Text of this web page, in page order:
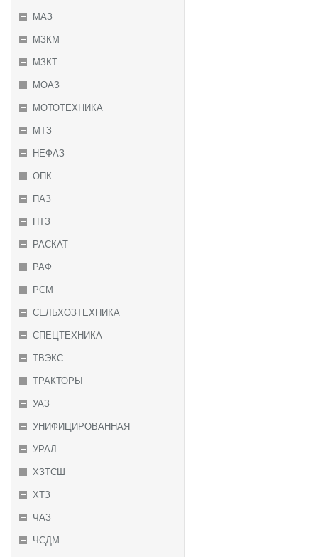
МАЗ
МЗКМ
МЗКТ
МОАЗ
МОТОТЕХНИКА
МТЗ
НЕФАЗ
ОПК
ПАЗ
ПТЗ
РАСКАТ
РАФ
РСМ
СЕЛЬХОЗТЕХНИКА
СПЕЦТЕХНИКА
ТВЭКС
ТРАКТОРЫ
УАЗ
УНИФИЦИРОВАННАЯ
УРАЛ
ХЗТСШ
ХТЗ
ЧАЗ
ЧСДМ